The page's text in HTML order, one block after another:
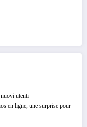
utenti
en ligne, une surprise pour